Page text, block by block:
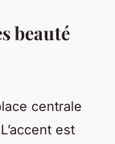
beauté
centrale
est